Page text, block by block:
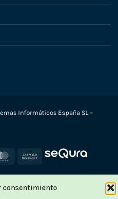
consentimiento
Informáticos España SL –
MasterCard
Cash